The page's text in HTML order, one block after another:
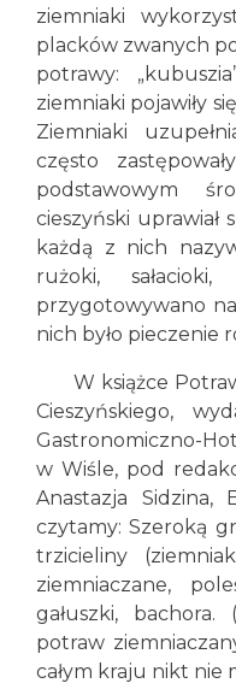
ziemniaki
placków zwanych
potrawy:
ziemniaki pojawiły
Ziemniaki
często
podstawowym
cieszyński uprawiał
każdą z nich
rużoki,
przygotowywano
nich było pieczenie
W książce
Cieszyńskiego,
Gastronomiczno-
w Wiśle, pod
Anastazja Sidzina,
czytamy: Szeroką
trzicieliny
ziemniaczane,
gałuszki,
potraw
całym kraju nikt nie